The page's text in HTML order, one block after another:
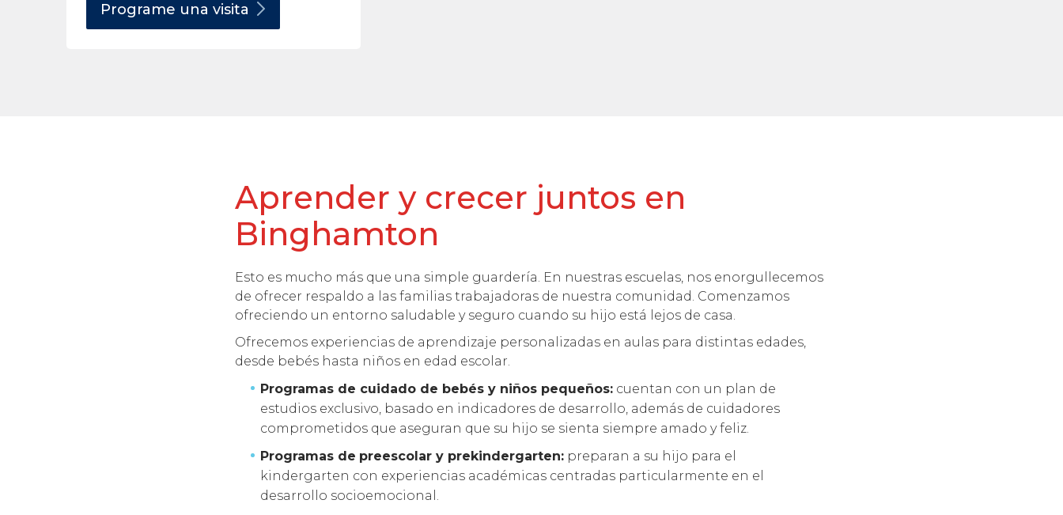
Programe una visita
Aprender y crecer juntos en
Binghamton
Esto es mucho más que una simple guardería. En nuestras escuelas, nos enorgullecemos
de ofrecer respaldo a las familias trabajadoras de nuestra comunidad. Comenzamos
ofreciendo un entorno saludable y seguro cuando su hijo está lejos de casa.
Ofrecemos experiencias de aprendizaje personalizadas en aulas para distintas edades,
desde bebés hasta niños en edad escolar.
Programas de cuidado de bebés y niños pequeños: cuentan con un plan de
estudios exclusivo, basado en indicadores de desarrollo, además de cuidadores
comprometidos que aseguran que su hijo se sienta siempre amado y feliz.
Programas de preescolar y prekindergarten: preparan a su hijo para el
kindergarten con experiencias académicas centradas particularmente en el
desarrollo socioemocional.